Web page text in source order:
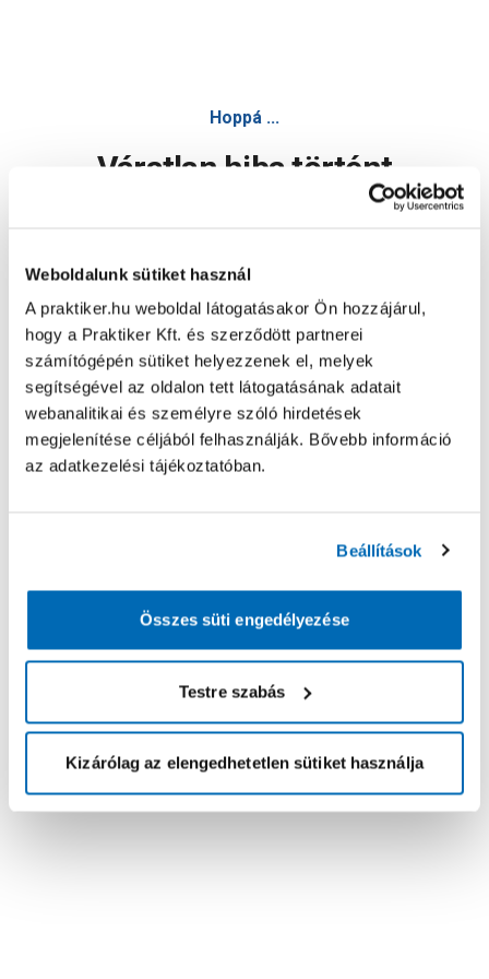
Weboldalunk sütiket használ
A praktiker.hu weboldal látogatásakor Ön hozzájárul,
hogy a Praktiker Kft. és szerződött partnerei
számítógépén sütiket helyezzenek el, melyek
segítségével az oldalon tett látogatásának adatait
webanalitikai és személyre szóló hirdetések
megjelenítése céljából felhasználják. Bővebb információ
az adatkezelési tájékoztatóban.
Beállítások
Összes süti engedélyezése
Testre szabás
Kizárólag az elengedhetetlen sütiket használja
Hoppá ...
Váratlan hiba történt
Oldal újratöltése